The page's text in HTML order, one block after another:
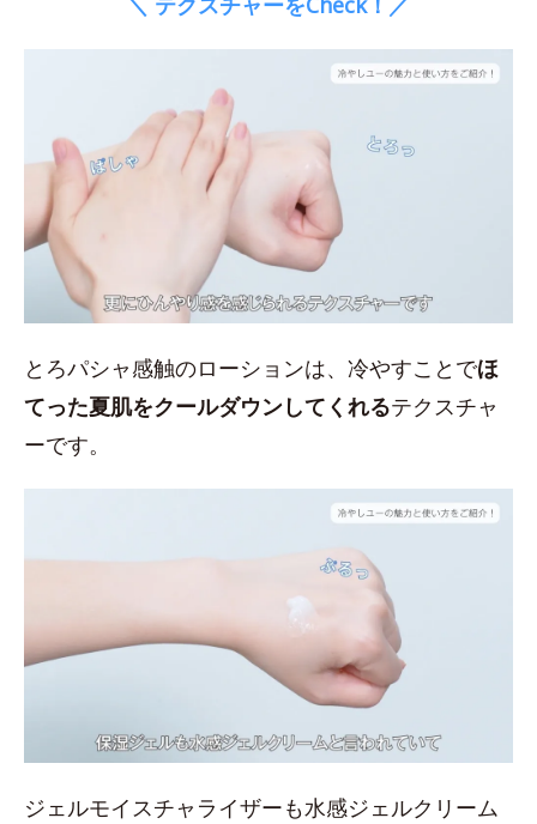
とろパシャ感触のローションは、冷やすことでほ
てった夏肌をクールダウンしてくれるテクスチャ
ーです。
ジェルモイスチャライザーも水感ジェルクリーム